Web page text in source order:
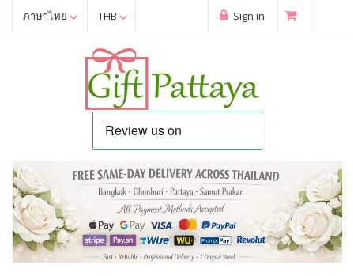
ภาษาไทย THB Sign in